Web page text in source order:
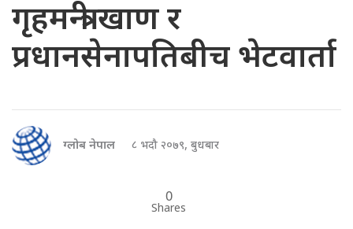
गृहमन्त्री खाण र
प्रधानसेनापतिबीच भेटवार्ता
ग्लोब नेपाल ८ भदौ २०७९, बुधबार
0
Shares